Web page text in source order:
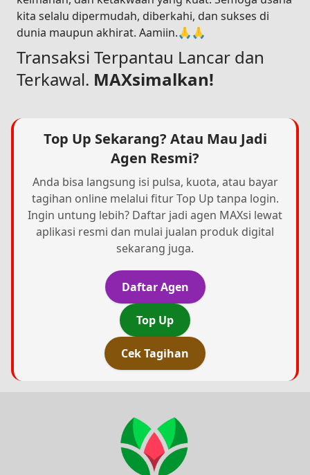
kita selalu dipermudah, diberkahi, dan sukses di
dunia maupun akhirat. Aamiin.🙏🙏
Transaksi Terpantau Lancar dan
Terkawal. MAXsimalkan!
Top Up Sekarang? Atau Mau Jadi
Agen Resmi?
Anda bisa langsung isi pulsa, kuota, atau bayar
tagihan online melalui fitur Top Up tanpa login.
Ingin untung lebih? Daftar jadi agen MAXsi lewat
aplikasi resmi dan mulai jualan produk digital
sekarang juga.
Daftar Agen
Top Up
Cek Tagihan